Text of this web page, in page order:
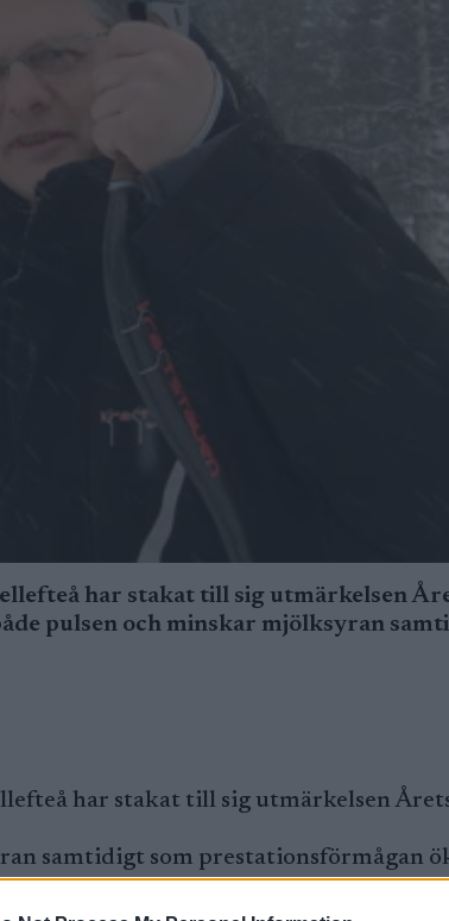
har stakat till sig utmärkelsen
pulsen och minskar mjölksyran
har stakat till sig utmärkelsen
samtidigt som prestationsförmågan